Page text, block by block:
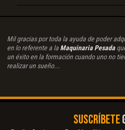
Mil gracias por toda la ayuda de poder
en lo referente a la Maquinaria Pesada
un éxito en la formación cuando uno no
realizar un sueño...
SUSCRÍBETE